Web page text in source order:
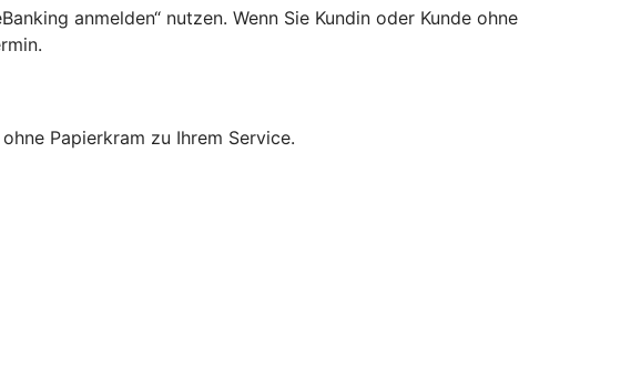
anmelden“ nutzen. Wenn Sie Kundin oder Kunde ohne
Papierkram zu Ihrem Service.